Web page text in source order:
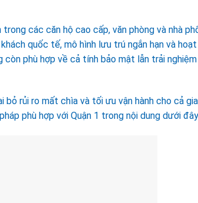
các căn hộ cao cấp, văn phòng và nhà
quốc tế, mô hình lưu trú ngắn hạn và hoạt
phù hợp về cả tính bảo mật lẫn trải
rủi ro mất chìa và tối ưu vận hành cho cả
phù hợp với Quận 1 trong nội dung dưới